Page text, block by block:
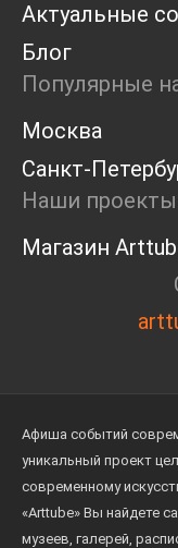
Интервью
Open call
Экскурсия
Дискуссия
Cosmoscow
Blazar 2024
Встречи
Круглый
Актуальные
Блог
Популярные
Москва
Санкт-
Наши проекты
Магазин
Афиша событий
уникальный проект
современному
«Arttube» Вы найдете
музеев, галерей,